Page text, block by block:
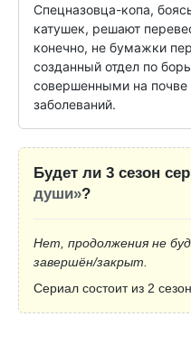
Cпецназовца-копа,
катушек, решают
конечно, не бумажки
созданный отдел по
совершенными на почве
заболеваний.
Будет ли 3 сезон
души»?
Нет, продолжения не
завершён/закрыт.
Сериал состоит из 2